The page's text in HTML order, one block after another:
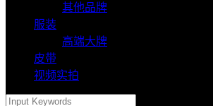
其他品牌
服装
高端大牌
皮带
视频实拍